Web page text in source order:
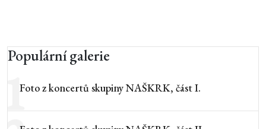
Populární galerie
1Foto z koncertů skupiny NAŠKRK, část I.